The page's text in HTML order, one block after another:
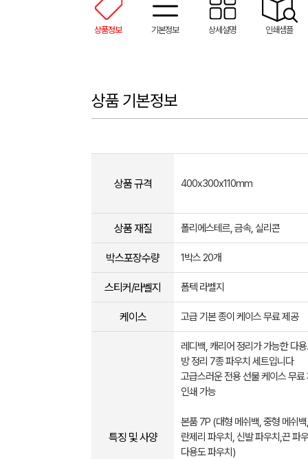
상품정보 기본정보 상세설명 인쇄샘플
상품 기본정보
상품 규격 400x300x110mm
상품 재질 폴리에스테르, 금속, 실리콘
박스포장수량 1박스 20개
스티커/라벨지 폼텍 라벨지
케이스 고급 기본 종이 케이스 무료 제공
특징 및 사양
레디백, 캐리어 정리가 가능한 다
방 정리 7종 파우치 세트입니다
고급스러운 전용 선물 케이스 무료
인쇄 가능
본품 7P (대형 메쉬백, 중형 메쉬
란제리 파우치, 신발 파우치,끈 파
다용도 파우치)